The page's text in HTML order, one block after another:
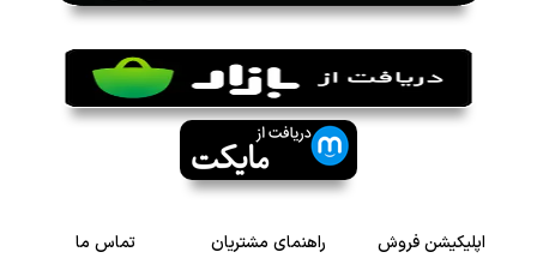
اپلیکیشن فروش راهنمای مشتریان تماس ما